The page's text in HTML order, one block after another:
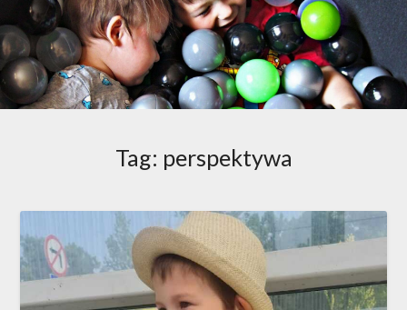
Tag: perspektywa